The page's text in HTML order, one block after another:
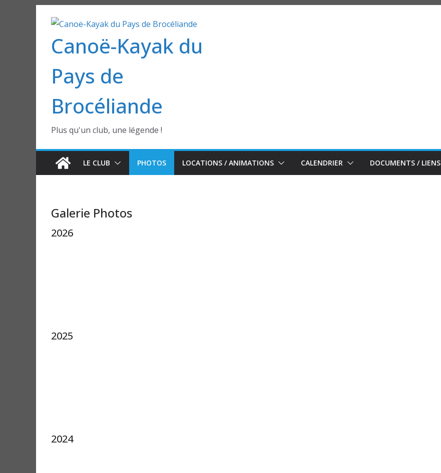
contenuCanoë-Kayak du
Pays de
Brocéliande
Plus qu'un club, une légende !
LE CLUB PHOTOS LOCATIONS / ANIMATIONS CALENDRIER DOCUMENTS / LIENS
Galerie Photos
2026
2025
2024